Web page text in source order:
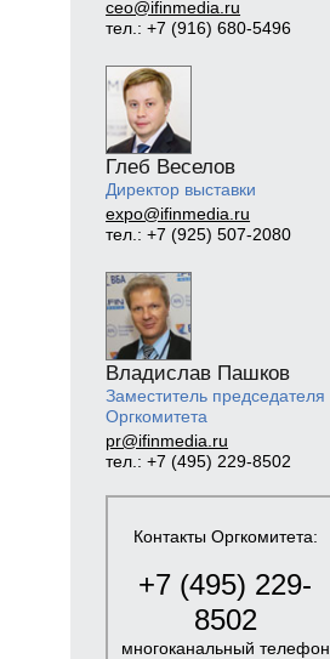
ceo@ifinmedia.ru
тел.: +7 (916) 680-5496
Глеб Веселов
Директор выставки
expo@ifinmedia.ru
тел.: +7 (925) 507-2080
Владислав Пашков
Заместитель председателя
Оргкомитета
pr@ifinmedia.ru
тел.: +7 (495) 229-8502
Контакты Оргкомитета:
+7 (495) 229-
8502
многоканальный телефон